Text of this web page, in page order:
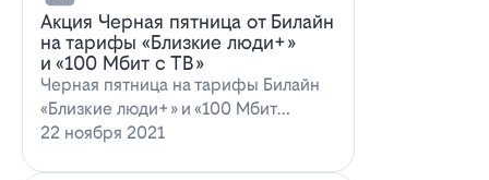
Акция Черная пятница от Билайн
на тарифы «Близкие люди+»
и «100 Мбит с ТВ»
Черная пятница на тарифы Билайн
«Близкие люди+» и «100 Мбит
с ТВ»Билайн пред…
22 ноября 2021